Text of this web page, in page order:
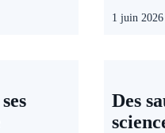
1 juin 2026
Des